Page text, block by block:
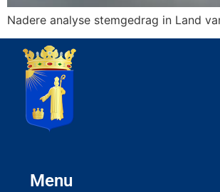
Nadere analyse stemgedrag in Land
Menu